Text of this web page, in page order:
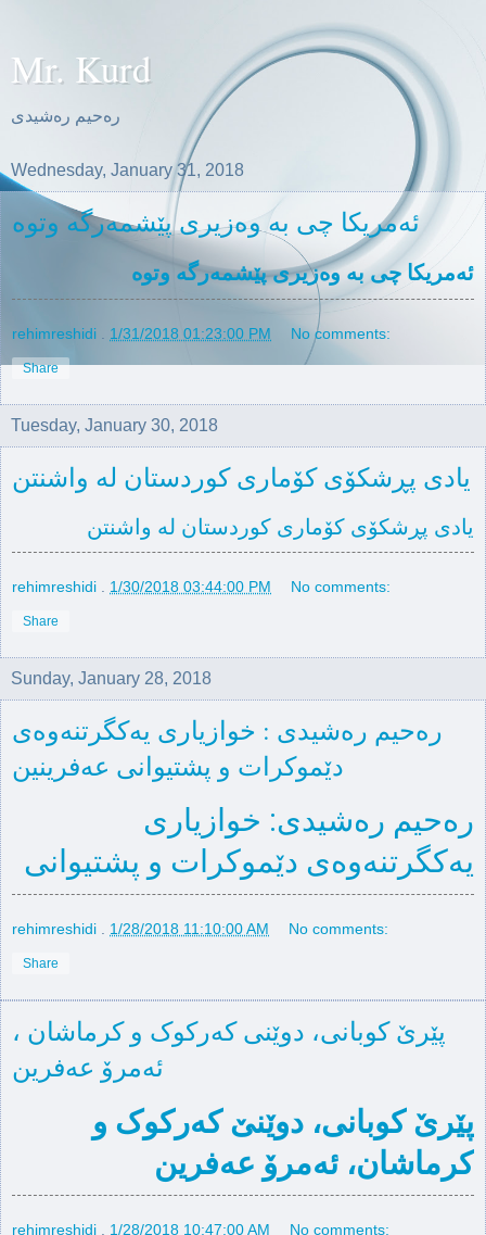
Mr. Kurd
ره‌حیم ره‌شیدی
Wednesday, January 31, 2018
ئەمریکا چی بە وەزیری پێشمەرگە وتوە
ئەمریکا چی بە وەزیری پێشمەرگە وتوە
rehimreshidi 1/31/2018 01:23:00 PM No comments:
Share
Tuesday, January 30, 2018
یادی پڕشکۆی کۆماری کوردستان لە واشنتن
یادی پڕشکۆی کۆماری کوردستان لە واشنتن
rehimreshidi 1/30/2018 03:44:00 PM No comments:
Share
Sunday, January 28, 2018
رەحیم رەشیدی : خوازیاری یەکگرتنەوەی
دێموکرات و پشتیوانی عەفرینین
رەحیم رەشیدی: خوازیاری
یەکگرتنەوەی دێموکرات و پشتیوانی
عەفرینین
rehimreshidi . 1/28/2018 11:10:00 AM No comments:
Share
پێرێ کوبانی، دوێنی کەرکوک و کرماشان ،
ئەمرۆ عەفرین
پێرێ کوبانی، دوێنێ کەرکوک و
کرماشان، ئەمرۆ عەفرین
rehimreshidi 1/28/2018 10:47:00 AM No comments: